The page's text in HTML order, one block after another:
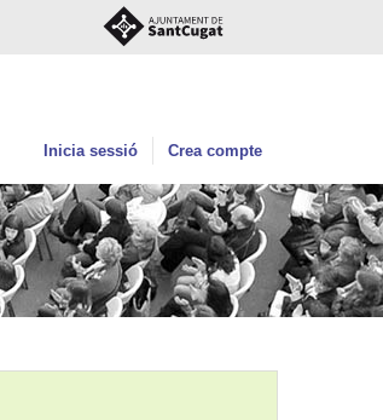
Inicia sessió Crea compte